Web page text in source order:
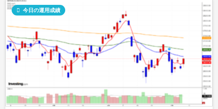
 今日の運用成績